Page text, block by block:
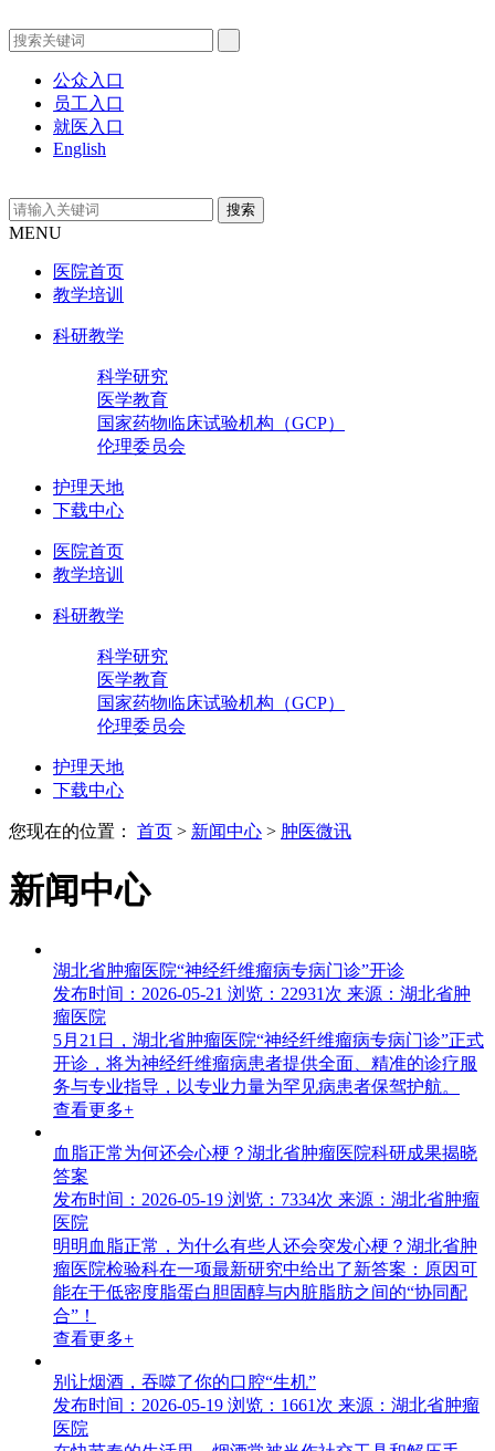
公众入口
员工入口
就医入口
English
MENU
医院首页
教学培训
科研教学
科学研究
医学教育
国家药物临床试验机构（GCP）
伦理委员会
护理天地
下载中心
医院首页
教学培训
科研教学
科学研究
医学教育
国家药物临床试验机构（GCP）
伦理委员会
护理天地
下载中心
您现在的位置： 首页 > 新闻中心 > 肿医微讯
新闻中心
湖北省肿瘤医院“神经纤维瘤病专病门诊”开诊
发布时间：2026-05-21 浏览：22931次 来源：湖北省肿
瘤医院
5月21日，湖北省肿瘤医院“神经纤维瘤病专病门诊”正式
开诊，将为神经纤维瘤病患者提供全面、精准的诊疗服
务与专业指导，以专业力量为罕见病患者保驾护航。
查看更多+
血脂正常为何还会心梗？湖北省肿瘤医院科研成果揭晓
答案
发布时间：2026-05-19 浏览：7334次 来源：湖北省肿瘤
医院
明明血脂正常，为什么有些人还会突发心梗？湖北省肿
瘤医院检验科在一项最新研究中给出了新答案：原因可
能在于低密度脂蛋白胆固醇与内脏脂肪之间的“协同配
合”！
查看更多+
别让烟酒，吞噬了你的口腔“生机”
发布时间：2026-05-19 浏览：1661次 来源：湖北省肿瘤
医院